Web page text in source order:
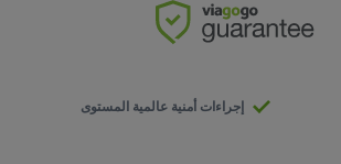
إجراءات أمنية عالمية المستوى